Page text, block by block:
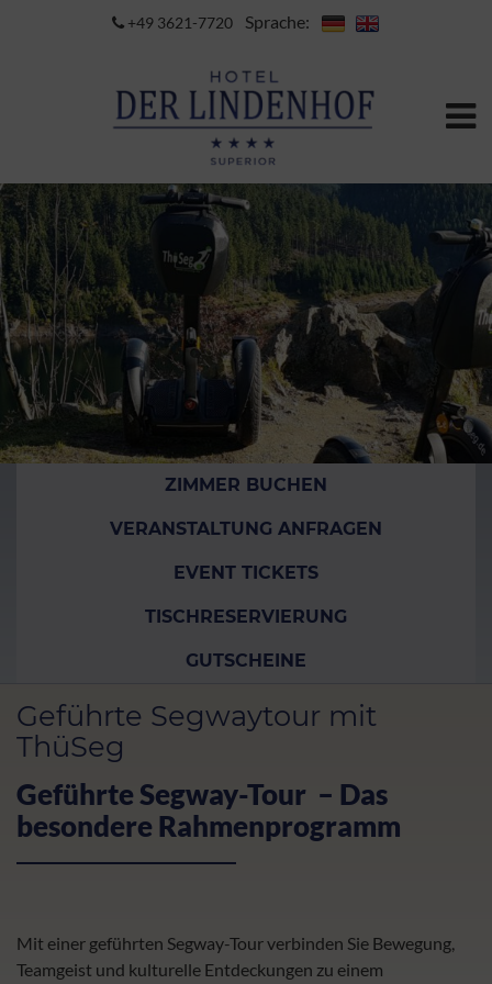
+49 3621-7720 Sprache:
ZIMMER BUCHEN
VERANSTALTUNG ANFRAGEN
EVENT TICKETS
TISCHRESERVIERUNG
GUTSCHEINE
Geführte Segwaytour mit
ThüSeg
Geführte Segway-Tour – Das
besondere Rahmenprogramm
Mit einer geführten Segway-Tour verbinden Sie Bewegung,
Teamgeist und kulturelle Entdeckungen zu einem